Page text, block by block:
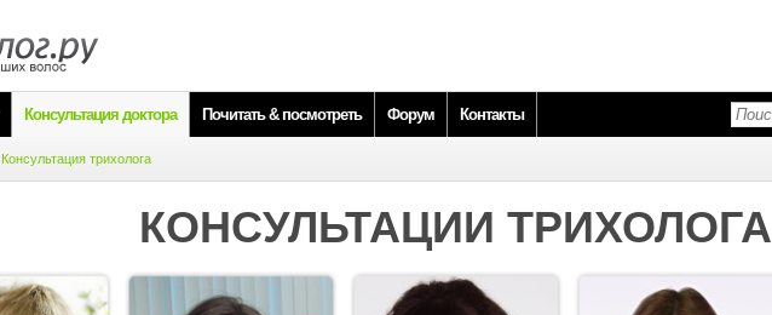
Консультация доктора Почитать & посмотреть Форум Контакты
Консультация трихолога
КОНСУЛЬТАЦИИ ТРИХОЛОГА